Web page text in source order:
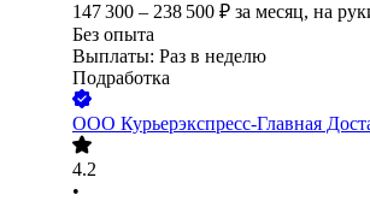
147 300 – 238 500 ₽ за месяц, на
Без опыта
Выплаты: Раз в неделю
Подработка
ООО Курьерэкспресс-Главная
4.2
•